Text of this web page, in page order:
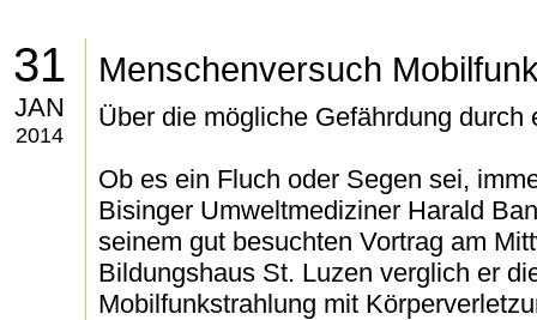
31
JAN
2014
Menschenversuch
Über die mögliche Gefährdung
Ob es ein Fluch oder Segen sei,
Bisinger Umweltmediziner Harald
seinem gut besuchten Vortrag am
Bildungshaus St. Luzen verglich er
Mobilfunkstrahlung mit